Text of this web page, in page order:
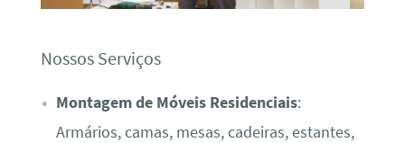
Nossos Serviços
Montagem de Móveis Residenciais:
Armários, camas, mesas, cadeiras, estantes,